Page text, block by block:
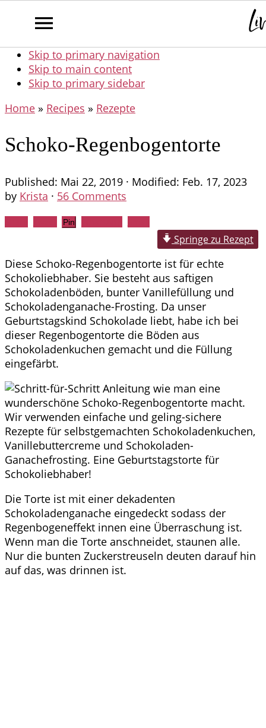
Skip to primary navigation
Skip to main content
Skip to primary sidebar
Home » Recipes » Rezepte
Schoko-Regenbogentorte
Published: Mai 22, 2019 · Modified: Feb. 17, 2023
by Krista · 56 Comments
Pin
Springe zu Rezept
Diese Schoko-Regenbogentorte ist für echte
Schokoliebhaber. Sie besteht aus saftigen
Schokoladenböden, bunter Vanillefüllung und
Schokoladenganache-Frosting. Da unser
Geburtstagskind Schokolade liebt, habe ich bei
dieser Regenbogentorte die Böden aus
Schokoladenkuchen gemacht und die Füllung
eingefärbt.
Die Torte ist mit einer dekadenten
Schokoladenganache eingedeckt sodass der
Regenbogeneffekt innen eine Überraschung ist.
Wenn man die Torte anschneidet, staunen alle.
Nur die bunten Zuckerstreuseln deuten darauf hin
auf das, was drinnen ist.